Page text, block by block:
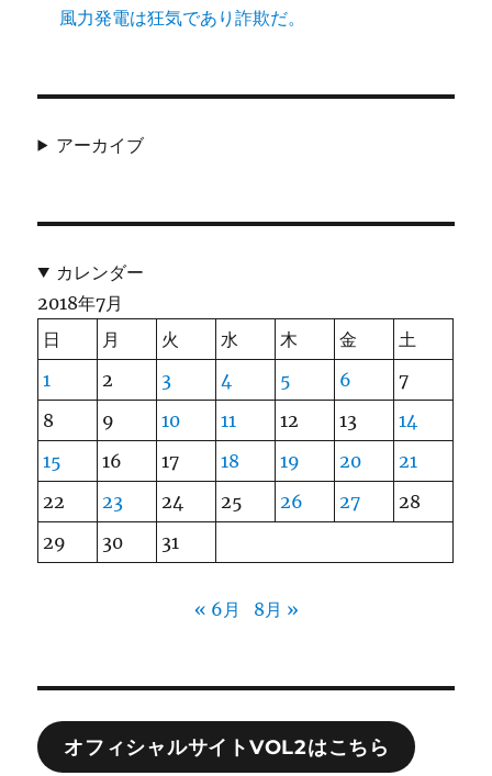
風力発電は狂気であり詐欺だ。
アーカイブ
カレンダー
2018年7月
日
月 火 水 木 金
土
1
2 3 4 5 6
7
8
9 10 11 12 13
14
15
16 17 18 19 20
21
22
23 24 25 26 27
28
29
30 31
« 6月 8月 »
オフィシャルサイトVOL2はこちら